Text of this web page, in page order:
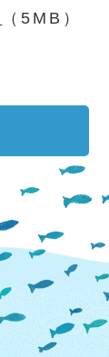
（5MB）